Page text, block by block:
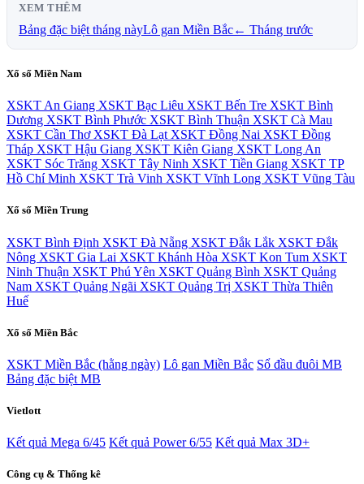
XEM THÊM
Bảng đặc biệt tháng nàyLô gan Miền Bắc← Tháng trước
Xổ số Miền Nam
XSKT An Giang XSKT Bạc Liêu XSKT Bến Tre XSKT Bình
Dương XSKT Bình Phước XSKT Bình Thuận XSKT Cà Mau
XSKT Cần Thơ XSKT Đà Lạt XSKT Đồng Nai XSKT Đồng
Tháp XSKT Hậu Giang XSKT Kiên Giang XSKT Long An
XSKT Sóc Trăng XSKT Tây Ninh XSKT Tiền Giang XSKT TP
Hồ Chí Minh XSKT Trà Vinh XSKT Vĩnh Long XSKT Vũng Tàu
Xổ số Miền Trung
XSKT Bình Định XSKT Đà Nẵng XSKT Đắk Lắk XSKT Đắk
Nông XSKT Gia Lai XSKT Khánh Hòa XSKT Kon Tum XSKT
Ninh Thuận XSKT Phú Yên XSKT Quảng Bình XSKT Quảng
Nam XSKT Quảng Ngãi XSKT Quảng Trị XSKT Thừa Thiên
Huế
Xổ số Miền Bắc
XSKT Miền Bắc (hằng ngày) Lô gan Miền Bắc Sổ đầu đuôi MB
Bảng đặc biệt MB
Vietlott
Kết quả Mega 6/45 Kết quả Power 6/55 Kết quả Max 3D+
Công cụ & Thống kê